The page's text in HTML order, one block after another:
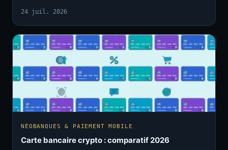
24 juil. 2026
NÉOBANQUES & PAIEMENT MOBILE
Carte bancaire crypto : comparatif 2026